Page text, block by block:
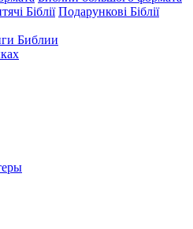
Біблії Подарункові Біблії
Библии